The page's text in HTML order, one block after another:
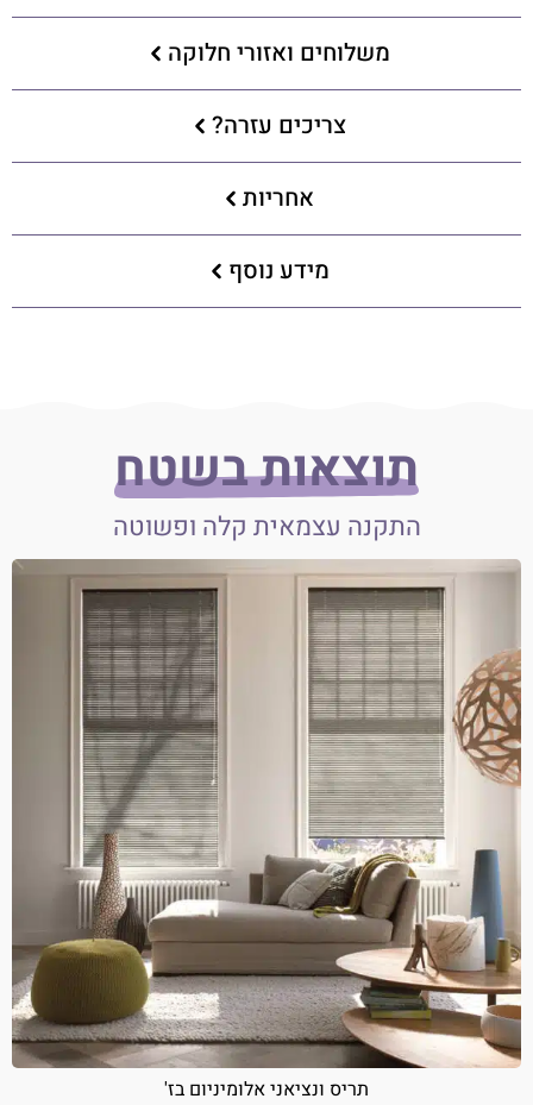
משלוחים ואזורי חלוקה
צריכים עזרה?
אחריות
מידע נוסף
תוצאות בשטח
התקנה עצמאית קלה ופשוטה
תריס ונציאני אלומיניום בז'